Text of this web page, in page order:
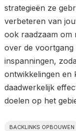
strategieën ze
verbeteren van
ook raadzaam om
over de voortgang
inspanningen,
ontwikkelingen en
daadwerkelijk
doelen op het
BACKLINKS OPBOUWEN